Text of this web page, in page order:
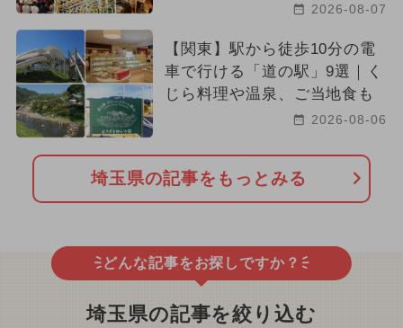
2026-08-07
【関東】駅から徒歩10分の電
車で行ける「道の駅」9選｜く
じら料理や温泉、ご当地食も
2026-08-06
埼玉県の記事をもっとみる
どんな記事をお探しですか？
埼玉県の記事を絞り込む